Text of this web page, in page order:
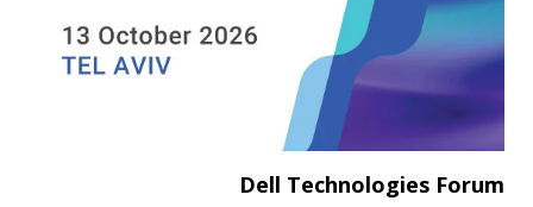
Dell Technologies Forum